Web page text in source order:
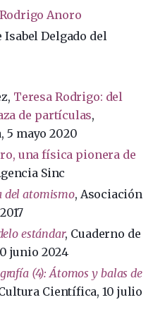
Anoro
Delgado del
Teresa Rodrigo: del
de partículas,
5 mayo 2020
una física pionera de
Sinc
del atomismo, Asociación
estándar, Cuaderno de
junio 2024
(4): Átomos y balas de
Científica, 10 julio